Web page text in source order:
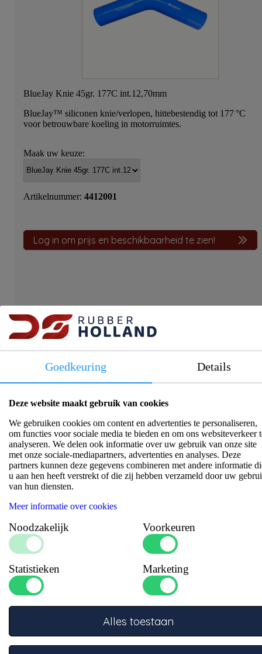
BlueJay Knie 45gr. 177C int.12,70mm
BlueJay™ siliconen knie/verlopen, hittebestendig tot 177 °C
voor betrouwbare koeling in motorruimtes.
Maak uw keuze:
Artikelnummer: 4412001
Log in om prijs en beschikbaarheid te zien!
Productinformatie
De BlueJay hoge temperatuur knie stukken en verlopen zijn
speciaal ontworpen voor gebruik in koelingssystemen en
industriële toepassingen. Gemaakt van hittebestendig siliconen
en versterkt met meerdere lagen polyester, bieden deze
temperaturen tot 177°C.
Specificaties
Aantal inlagen : 4
Barstdruk (bar)
:
29
Binnen diameter (mm)
Binnen diameter 2 (mm)
Buig diameter (mm)
19.1
Garantie
5 jaar
Gewapend
Gewicht (kg/m)
ISO
SAE J20 R1
Kleur binnenwand
Blauw
:
127
Materiaal binnenwand
: Siliconen
Goedkeuring Details
Deze website maakt gebruik van cookies
We gebruiken cookies om content en advertenties te personaliseren,
om functies voor sociale media te bieden en om ons websiteverkeer
analyseren. We delen ook informatie over uw gebruik van onze site
met onze sociale-mediapartners, advertenties en analyses. Deze
partners kunnen deze gegevens combineren met andere informatie
u aan hen heeft verstrekt of die zij hebben verzameld door uw
van hun diensten.
Meer informatie over cookies
Noodzakelijk Voorkeuren
Statistieken Marketing
Alles toestaan